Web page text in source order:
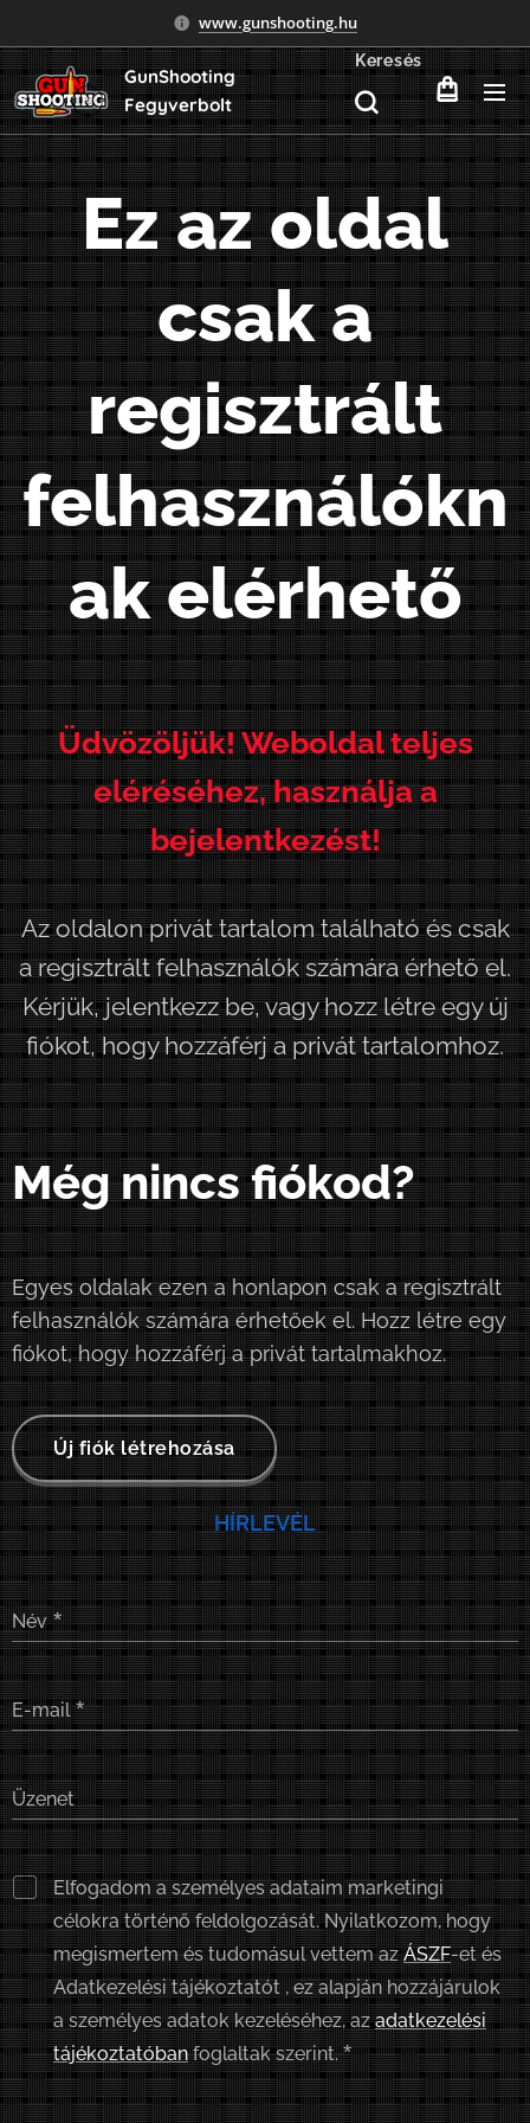
www.gunshooting.hu
GunShooting
Fegyverbolt
Keresés
Ez az oldal
csak a
regisztrált
felhasználókn
ak elérhető
Üdvözöljük! Weboldal teljes
eléréséhez, használja a
bejelentkezést!
Az oldalon privát tartalom található és csak
a regisztrált felhasználók számára érhető el.
Kérjük, jelentkezz be, vagy hozz létre egy új
fiókot, hogy hozzáférj a privát tartalomhoz.
Még nincs fiókod?
Egyes oldalak ezen a honlapon csak a regisztrált
felhasználók számára érhetőek el. Hozz létre egy
fiókot, hogy hozzáférj a privát tartalmakhoz.
Új fiók létrehozása
HÍRLEVÉL
Név
E-mail
Üzenet
Elfogadom a személyes adataim marketingi
célokra történő feldolgozását. Nyilatkozom, hogy
megismertem és tudomásul vettem azÁSZF-et és
Adatkezelési tájékoztatót , ez alapján hozzájárulok
a személyes adatok kezeléséhez, azadatkezelési
tájékoztatóbanfoglaltak szerint.